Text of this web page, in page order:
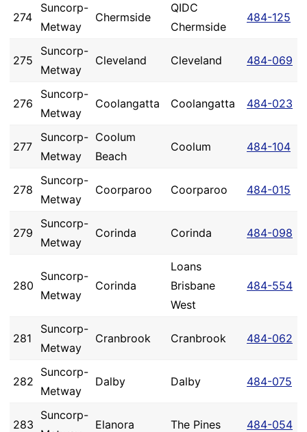
274
Suncorp-
Metway
Chermside
QIDC
Chermside
484-125
275
Suncorp-
Metway
Cleveland Cleveland 484-069
276
Suncorp-
Metway
Coolangatta Coolangatta 484-023
277
Suncorp-
Metway
Coolum
Beach
Coolum 484-104
278
Suncorp-
Metway
Coorparoo Coorparoo 484-015
279
Suncorp-
Metway
Corinda Corinda 484-098
280
Suncorp-
Metway
Corinda
Loans
Brisbane
West
484-554
281
Suncorp-
Metway
Cranbrook Cranbrook 484-062
282
Suncorp-
Metway
Dalby Dalby 484-075
283
Suncorp-
Elanora The Pines 484-054